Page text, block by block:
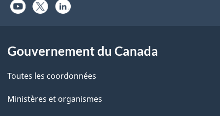
Gouvernement du Canada
Toutes les coordonnées
Ministères et organismes